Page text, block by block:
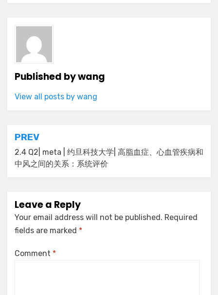
Published bywang
View all posts by wang
Post
navigation
PREV
2.4 Q2| meta | 约旦科技大学| 高脂血症、心血管疾病和
中风之间的关系：系统评价
Leave a Reply
Your email address will not be published. Required
fields are marked *
Comment *